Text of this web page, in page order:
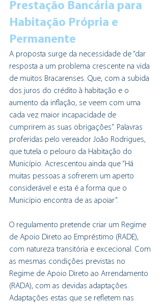
Prestação Bancária para
Habitação Própria e
Permanente
A proposta surge da necessidade de “dar
resposta a um problema crescente na vida
de muitos Bracarenses. Que, com a subida
dos juros do crédito à habitação e o
aumento da inflação, se veem com uma
cada vez maior incapacidade de
cumprirem as suas obrigações”. Palavras
proferidas pelo vereador João Rodrigues,
que tutela o pelouro da Habitação do
Município. Acrescentou ainda que “Há
muitas pessoas a sofrerem um aperto
considerável e esta é a forma que o
Município encontra de as apoiar”.
O regulamento pretende criar um Regime
de Apoio Direto ao Empréstimo (RADE),
com natureza transitória e excecional. Com
as mesmas condições previstas no
Regime de Apoio Direto ao Arrendamento
(RADA), com as devidas adaptações.
Adaptações estas que se refletem nas